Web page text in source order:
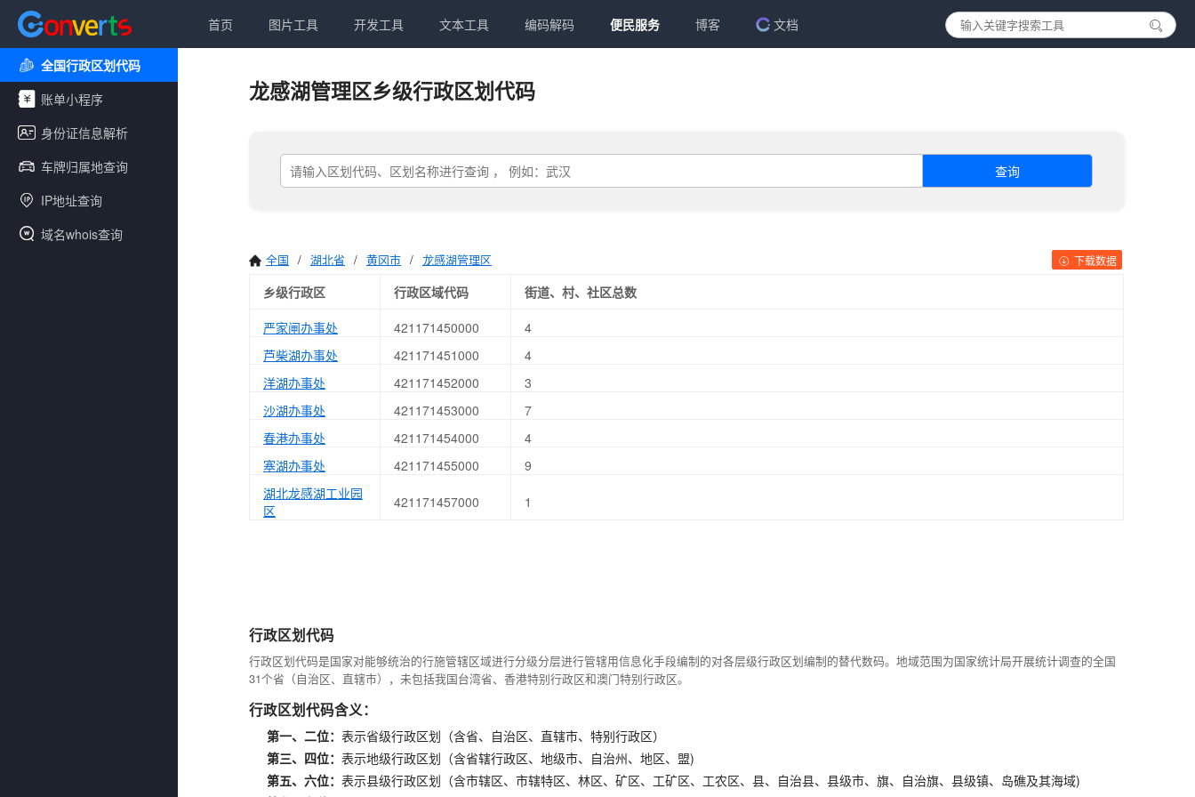
首页 图片工具 开发工具 文本工具 编码解码 便民服务 博客 文档
全国行政区划代码
账单小程序
身份证信息解析
车牌归属地查询
IP地址查询
域名whois查询
龙感湖管理区乡级行政区划代码
查询
全国 / 湖北省 / 黄冈市 / 龙感湖管理区 下载数据
乡级行政区 行政区域代码
街道、村、社区总数
严家闸办事处
421171450000
4
芦柴湖办事处
421171451000
4
洋湖办事处
421171452000
3
沙湖办事处
421171453000
7
春港办事处
421171454000
4
塞湖办事处
421171455000
9
湖北龙感湖工业园
区
421171457000 1
行政区划代码
行政区划代码是国家对能够统治的行施管辖区域进行分级分层进行管辖用信息化手段编制的对各层级行政区划编制的替代数码。地域范围为国家统计局开展统计调查的全国
31个省（自治区、直辖市），未包括我国台湾省、香港特别行政区和澳门特别行政区。
行政区划代码含义：
第一、二位： 表示省级行政区划（含省、自治区、直辖市、特别行政区）
第三、四位： 表示地级行政区划（含省辖行政区、地级市、自治州、地区、盟)
第五、六位： 表示县级行政区划（含市辖区、市辖特区、林区、矿区、工矿区、工农区、县、自治县、县级市、旗、自治旗、县级镇、岛礁及其海域)